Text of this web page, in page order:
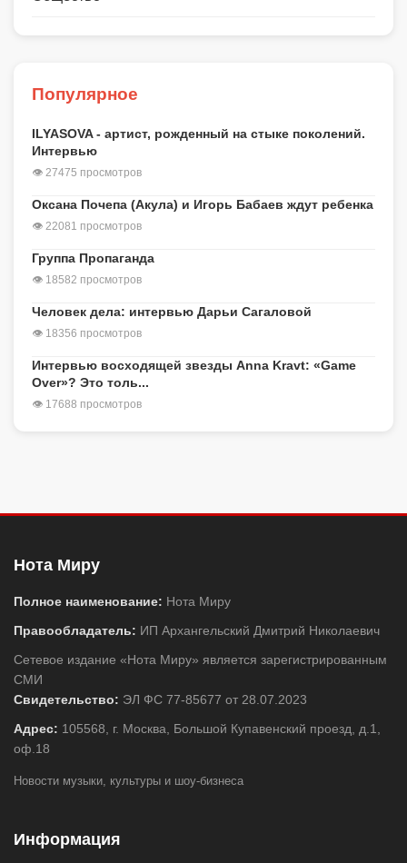
Популярное
ILYASOVA - артист, рожденный на стыке поколений.
Интервью
👁 27475 просмотров
Оксана Почепа (Акула) и Игорь Бабаев ждут ребенка
👁 22081 просмотров
Группа Пропаганда
👁 18582 просмотров
Человек дела: интервью Дарьи Сагаловой
👁 18356 просмотров
Интервью восходящей звезды Anna Kravt: «Game
Over»? Это толь...
👁 17688 просмотров
Нота Миру
Полное наименование: Нота Миру
Правообладатель: ИП Архангельский Дмитрий Николаевич
Сетевое издание «Нота Миру» является зарегистрированным
СМИ
Свидетельство: ЭЛ ФС 77-85677 от 28.07.2023
Адрес: 105568, г. Москва, Большой Купавенский проезд, д.1,
оф.18
Новости музыки, культуры и шоу-бизнеса
Информация